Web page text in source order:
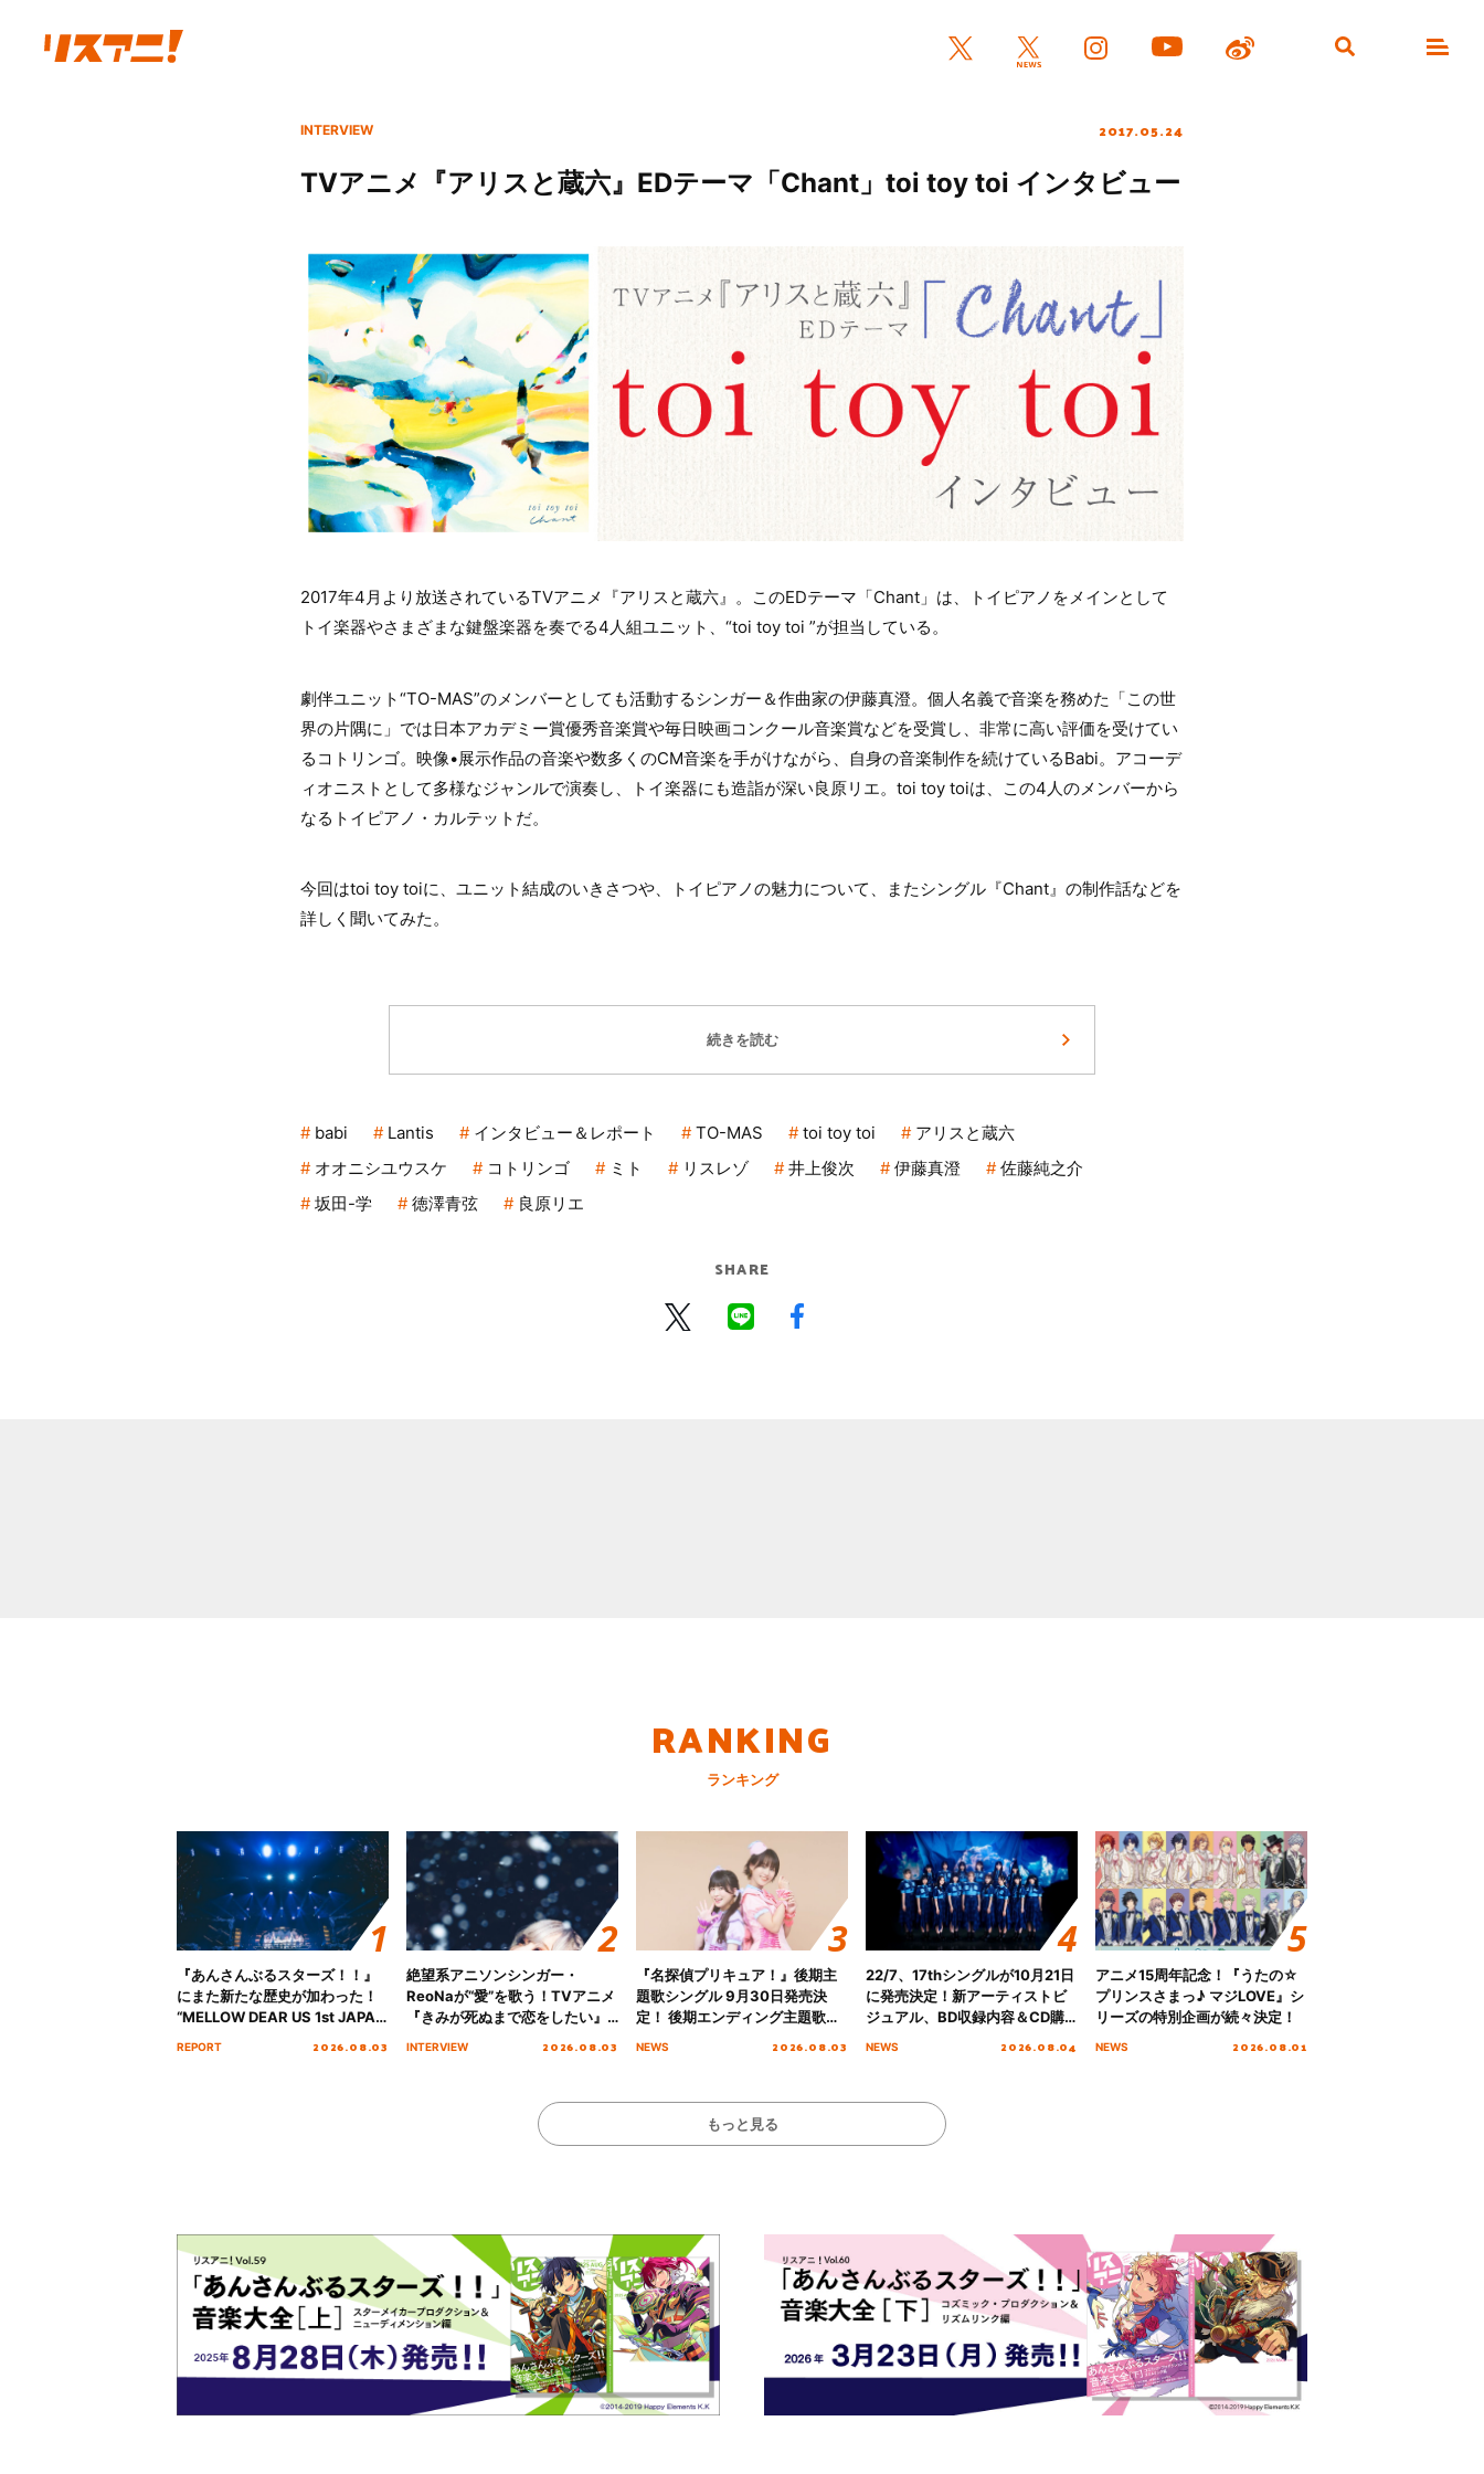
INTERVIEW 2017.05.24
TVアニメ『アリスと蔵六』EDテーマ「Chant」toi toy toi インタビュー
2017年4月より放送されているTVアニメ『アリスと蔵六』。このEDテーマ「Chant」は、トイピアノをメインとして
トイ楽器やさまざまな鍵盤楽器を奏でる4人組ユニット、“toi toy toi ”が担当している。
劇伴ユニット“TO-MAS”のメンバーとしても活動するシンガー＆作曲家の伊藤真澄。個人名義で音楽を務めた「この世
界の片隅に」では日本アカデミー賞優秀音楽賞や毎日映画コンクール音楽賞などを受賞し、非常に高い評価を受けてい
るコトリンゴ。映像•展示作品の音楽や数多くのCM音楽を手がけながら、自身の音楽制作を続けているBabi。アコーデ
ィオニストとして多様なジャンルで演奏し、トイ楽器にも造詣が深い良原リエ。toi toy toiは、この4人のメンバーから
なるトイピアノ・カルテットだ。
今回はtoi toy toiに、ユニット結成のいきさつや、トイピアノの魅力について、またシングル『Chant』の制作話などを
詳しく聞いてみた。
続きを読む
babi Lantis インタビュー＆レポート TO-MAS toi toy toi
アリスと蔵六
オオニシユウスケ
コトリンゴ ミト リスレゾ 井上俊次 伊藤真澄
佐藤純之介
坂田-学
徳澤青弦 良原リエ
SHARE
RANKING
ランキング
『あんさんぶるスターズ！！』
にまた新たな歴史が加わった！
“MELLOW DEAR US 1st JAPAN
REPORT 2026.08.03
絶望系アニソンシンガー・
ReoNaが“愛”を歌う！TVアニメ
『きみが死ぬまで恋をしたい』
INTERVIEW 2026.08.03
『名探偵プリキュア！』後期主
題歌シングル 9月30日発売決
定！ 後期エンディング主題歌
NEWS 2026.08.03
22/7、17thシングルが10月21日
に発売決定！新アーティストビ
ジュアル、BD収録内容＆CD購
NEWS 2026.08.04
アニメ15周年記念！『うたの☆
プリンスさまっ♪ マジLOVE』シ
リーズの特別企画が続々決定！
NEWS 2026.08.01
もっと見る